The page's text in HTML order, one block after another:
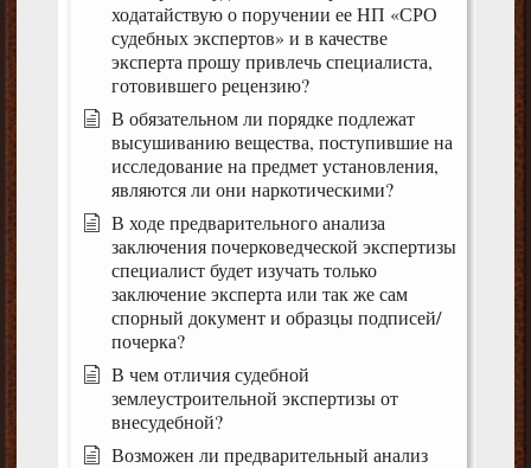
ходатайствую о поручении ее НП «СРО
судебных экспертов» и в качестве
эксперта прошу привлечь специалиста,
готовившего рецензию?
В обязательном ли порядке подлежат
высушиванию вещества, поступившие на
исследование на предмет установления,
являются ли они наркотическими?
В ходе предварительного анализа
заключения почерковедческой экспертизы
специалист будет изучать только
заключение эксперта или так же сам
спорный документ и образцы подписей/
почерка?
В чем отличия судебной
землеустроительной экспертизы от
внесудебной?
Возможен ли предварительный анализ